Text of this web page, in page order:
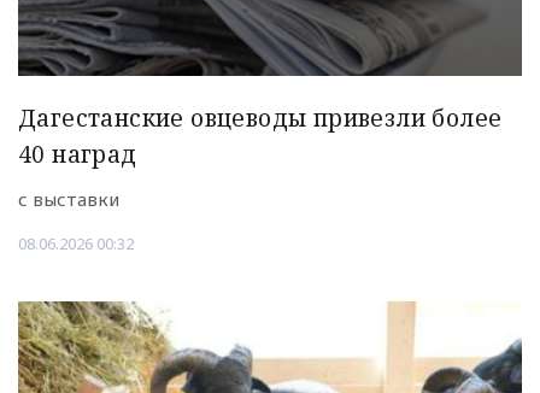
Дагестанские овцеводы привезли более
40 наград
с выставки
08.06.2026 00:32